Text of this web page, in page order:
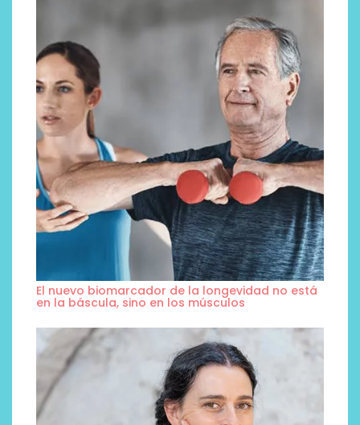
El nuevo biomarcador de la longevidad no está
en la báscula, sino en los músculos